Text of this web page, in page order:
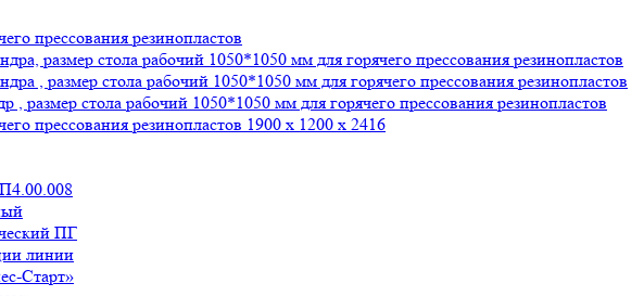
прессования резинопластов
размер стола рабочий 1050*1050 мм для горячего прессования резинопластов
, размер стола рабочий 1050*1050 мм для горячего прессования резинопластов
, размер стола рабочий 1050*1050 мм для горячего прессования резинопластов
прессования резинопластов 1900 х 1200 х 2416
ПГ
линии
Старт»